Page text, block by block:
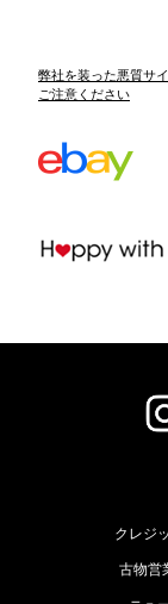
弊社を装った悪質サ
ご注意ください
クレジ
古物営